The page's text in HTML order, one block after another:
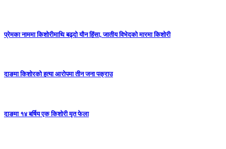
प्रेमका नाममा किशोरीमाथि बढ्दो यौन हिंसा, जातीय विभेदको मारमा किशोरी
दाङमा किशोरको हत्या आरोपमा तीन जना पक्राउ
दाङमा १४ बर्षिय एक किशोरी मृत फेला